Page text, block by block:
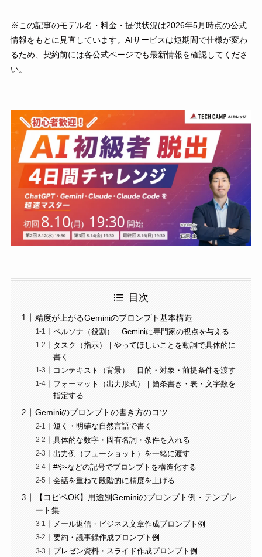
※この記事のモデル名・料金・提供状況は2026年5月時点の公式
情報をもとに見直しています。AIサービスは短期間で仕様が変わ
るため、契約前には各公式ページでも最新情報を確認してくださ
い。
目次
精度が上がるGeminiのプロンプト基本構造
ペルソナ（役割）｜Geminiに専門家の視点を与える
タスク（指示）｜やってほしいことを動詞で具体的に
書く
コンテキスト（背景）｜目的・対象・前提条件を渡す
フォーマット（出力形式）｜箇条書き・表・文字数を
指定する
Geminiのプロンプトの書き方のコツ
短く・明確な自然言語で書く
具体的な数字・固有名詞・条件を入れる
出力例（フューショット）を一緒に渡す
#や-などの記号でプロンプトを構造化する
会話を重ねて段階的に精度を上げる
【コピペOK】用途別Geminiのプロンプト例・テンプレ
ート集
メール返信・ビジネス文章作成プロンプト例
要約・議事録作成プロンプト例
プレゼン資料・スライド作成プロンプト例